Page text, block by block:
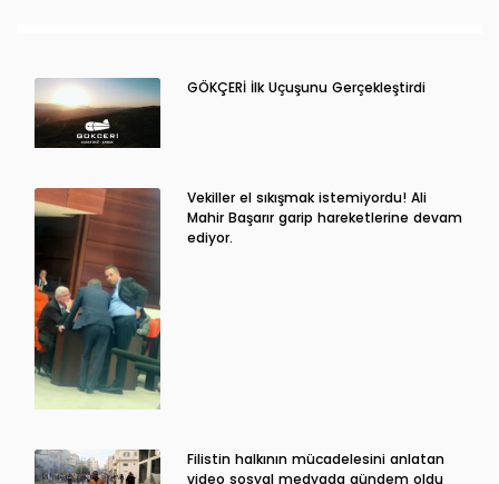
GÖKÇERİ İlk Uçuşunu Gerçekleştirdi
Vekiller el sıkışmak istemiyordu! Ali
Mahir Başarır garip hareketlerine devam
ediyor.
Filistin halkının mücadelesini anlatan
video sosyal medyada gündem oldu